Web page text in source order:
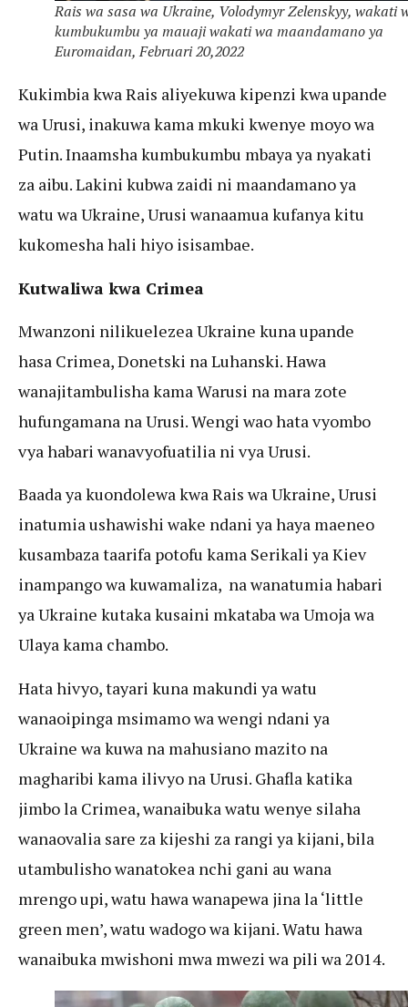
Rais wa sasa wa Ukraine, Volodymyr Zelenskyy, wakati
kumbukumbu ya mauaji wakati wa maandamano ya
Euromaidan, Februari 20,2022
Kukimbia kwa Rais aliyekuwa kipenzi kwa upande
wa Urusi, inakuwa kama mkuki kwenye moyo wa
Putin. Inaamsha kumbukumbu mbaya ya nyakati
za aibu. Lakini kubwa zaidi ni maandamano ya
watu wa Ukraine, Urusi wanaamua kufanya kitu
kukomesha hali hiyo isisambae.
Kutwaliwa kwa Crimea
Mwanzoni nilikuelezea Ukraine kuna upande
hasa Crimea, Donetski na Luhanski. Hawa
wanajitambulisha kama Warusi na mara zote
hufungamana na Urusi. Wengi wao hata vyombo
vya habari wanavyofuatilia ni vya Urusi.
Baada ya kuondolewa kwa Rais wa Ukraine, Urusi
inatumia ushawishi wake ndani ya haya maeneo
kusambaza taarifa potofu kama Serikali ya Kiev
inampango wa kuwamaliza, na wanatumia habari
ya Ukraine kutaka kusaini mkataba wa Umoja wa
Ulaya kama chambo.
Hata hivyo, tayari kuna makundi ya watu
wanaoipinga msimamo wa wengi ndani ya
Ukraine wa kuwa na mahusiano mazito na
magharibi kama ilivyo na Urusi. Ghafla katika
jimbo la Crimea, wanaibuka watu wenye silaha
wanaovalia sare za kijeshi za rangi ya kijani, bila
utambulisho wanatokea nchi gani au wana
mrengo upi, watu hawa wanapewa jina la ‘little
green men’, watu wadogo wa kijani. Watu hawa
wanaibuka mwishoni mwa mwezi wa pili wa 2014.